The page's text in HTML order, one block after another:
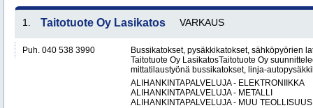
1. Taitotuote Oy Lasikatos VARKAUS
Puh. 040 538 3990
Bussikatokset, pysäkkikatokset, sähköpyörien
Taitotuote Oy LasikatosTaitotuote Oy
mittatilaustyönä bussikatokset, linja-
ALIHANKINTAPALVELUJA - ELEKTRONIIKKA
ALIHANKINTAPALVELUJA - METALLI
ALIHANKINTAPALVELUJA - MUU